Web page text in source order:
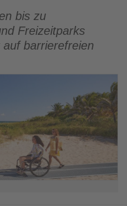
bis zu
Freizeitparks
barrierefreien